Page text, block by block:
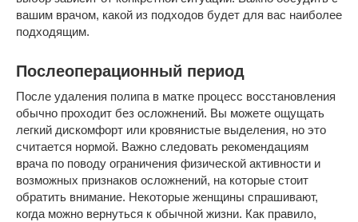
вашим врачом, какой из подходов будет для вас наиболее
подходящим.
Послеоперационный период
После удаления полипа в матке процесс восстановления
обычно проходит без осложнений. Вы можете ощущать
легкий дискомфорт или кровянистые выделения, но это
считается нормой. Важно следовать рекомендациям
врача по поводу ограничения физической активности и
возможных признаков осложнений, на которые стоит
обратить внимание. Некоторые женщины спрашивают,
когда можно вернуться к обычной жизни. Как правило,